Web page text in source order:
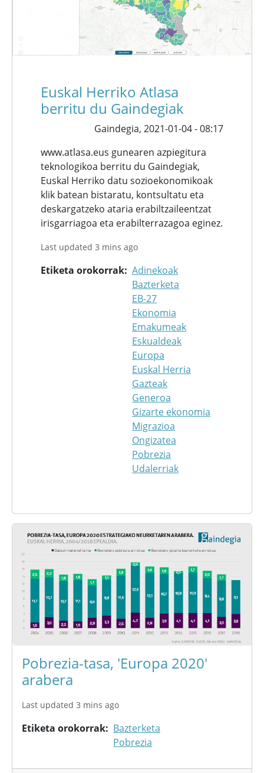
Euskal Herriko Atlasa
berritu du Gaindegiak
Gaindegia, 2021-01-04 - 08:17
www.atlasa.eus gunearen azpiegitura
teknologikoa berritu du Gaindegiak,
Euskal Herriko datu sozioekonomikoak
klik batean bistaratu, kontsultatu eta
deskargatzeko ataria erabiltzaileentzat
irisgarriagoa eta erabilterrazagoa eginez.
Last updated 3 mins ago
Etiketa orokorrak Adinekoak
Bazterketa
EB-27
Ekonomia
Emakumeak
Eskualdeak
Europa
Euskal Herria
Gazteak
Generoa
Gizarte ekonomia
Migrazioa
Ongizatea
Pobrezia
Udalerriak
Pobrezia-tasa, 'Europa 2020'
arabera
Last updated 3 mins ago
Etiketa orokorrak
Bazterketa
Pobrezia